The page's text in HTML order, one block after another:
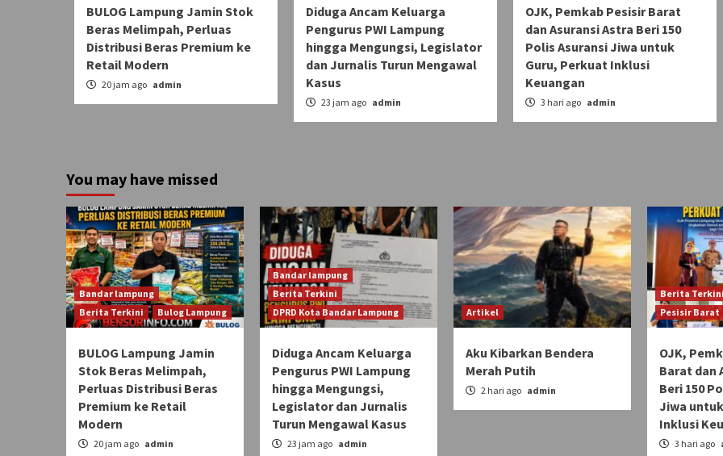
BULOG Lampung Jamin Stok
Beras Melimpah, Perluas
Distribusi Beras Premium ke
Retail Modern
20 jam ago admin
Diduga Ancam Keluarga
Pengurus PWI Lampung
hingga Mengungsi, Legislator
dan Jurnalis Turun Mengawal
Kasus
23 jam ago admin
OJK, Pemkab Pesisir Barat
dan Asuransi Astra Beri 150
Polis Asuransi Jiwa untuk
Guru, Perkuat Inklusi
Keuangan
3 hari ago admin
You may have missed
Bandar lampung
Berita Terkini
Bulog Lampung
BULOG Lampung Jamin
Stok Beras Melimpah,
Perluas Distribusi Beras
Premium ke Retail
Modern
20 jam ago admin
Bandar lampung
Berita Terkini
DPRD Kota Bandar Lampung
Diduga Ancam Keluarga
Pengurus PWI Lampung
hingga Mengungsi,
Legislator dan Jurnalis
Turun Mengawal Kasus
23 jam ago admin
Artikel
Aku Kibarkan Bendera
Merah Putih
2 hari ago admin
Berita Terkini
Pesisir Barat
OJK,
Barat dan
Beri 150
Jiwa
Inklusi
3 hari ago